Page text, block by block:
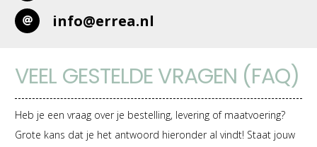
info@errea.nl
VEEL GESTELDE VRAGEN (FAQ)
Heb je een vraag over je bestelling, levering of maatvoering?
Grote kans dat je het antwoord hieronder al vindt! Staat jouw